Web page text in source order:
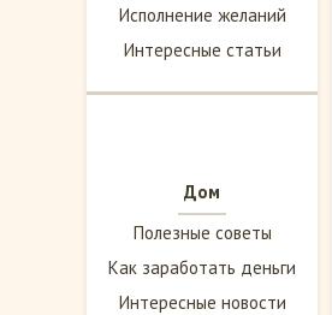
Исполнение желаний
Интересные статьи
Дом
Полезные советы
Как заработать деньги
Интересные новости